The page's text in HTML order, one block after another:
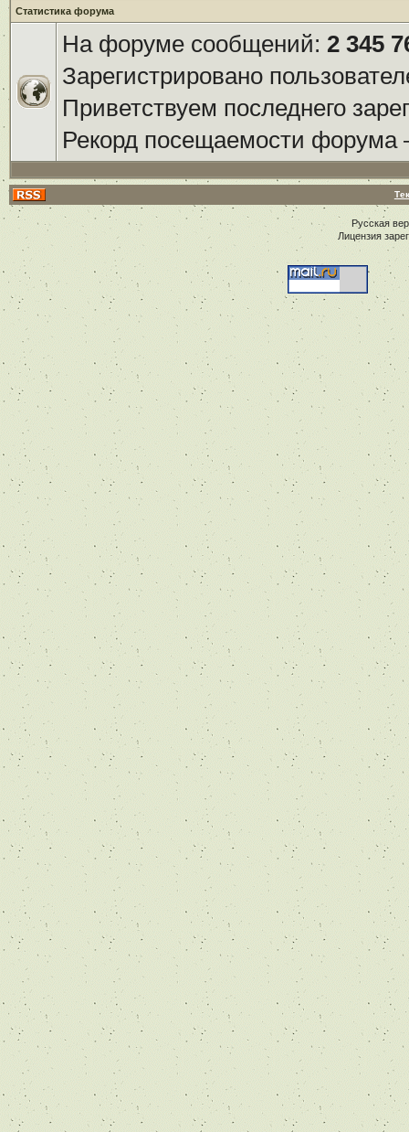
Статистика форума
На форуме сообщений: 2 345
Зарегистрировано
Приветствуем последнего
Рекорд посещаемости
Русская
Лицензия